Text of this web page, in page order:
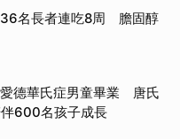
36名長者連吃8周 膽固醇
德華氏症男童畢業 唐氏
600名孩子成長